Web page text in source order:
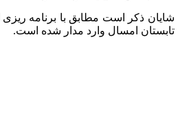
تابستان امسال وارد مدار شده است.